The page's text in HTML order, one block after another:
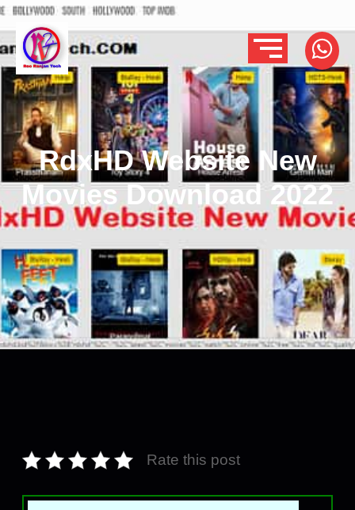
RdxHD Website New
Movies Download 2022
Rate this post